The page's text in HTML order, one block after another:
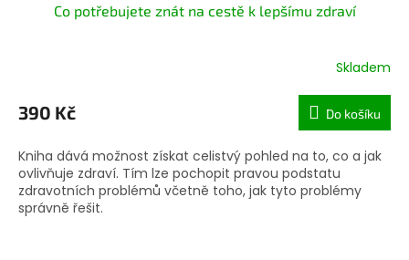
Co potřebujete znát na cestě k lepšímu zdraví
Skladem
390 Kč Do košíku
Kniha dává možnost získat celistvý pohled na to, co a jak
ovlivňuje zdraví. Tím lze pochopit pravou podstatu
zdravotních problémů včetně toho, jak tyto problémy
správně řešit.